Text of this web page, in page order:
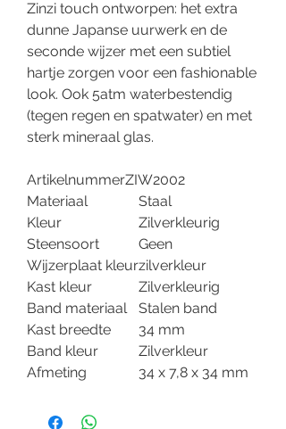
Zinzi touch ontworpen: het extra
dunne Japanse uurwerk en de
seconde wijzer met een subtiel
hartje zorgen voor een fashionable
look. Ook 5atm waterbestendig
(tegen regen en spatwater) en met
sterk mineraal glas.
ArtikelnummerZIW2002
Materiaal
Staal
Kleur
Zilverkleurig
Steensoort
Geen
Wijzerplaat kleurzilverkleur
Kast kleur
Zilverkleurig
Band materiaal
Stalen band
Kast breedte
34 mm
Band kleur
Zilverkleur
Afmeting
34 x 7,8 x 34 mm